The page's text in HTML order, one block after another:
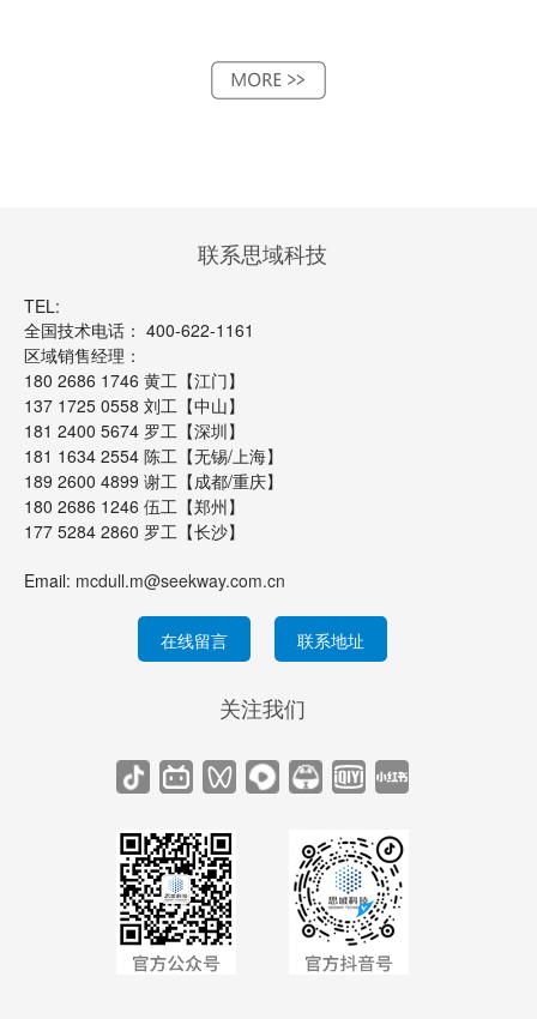
联系思域科技
TEL:
全国技术电话： 400-622-1161
区域销售经理：
180 2686 1746 黄工【江门】
137 1725 0558 刘工【中山】
181 2400 5674 罗工【深圳】
181 1634 2554 陈工【无锡/上海】
189 2600 4899 谢工【成都/重庆】
180 2686 1246 伍工【郑州】
177 5284 2860 罗工【长沙】
Email: mcdull.m@seekway.com.cn
在线留言 联系地址
关注我们